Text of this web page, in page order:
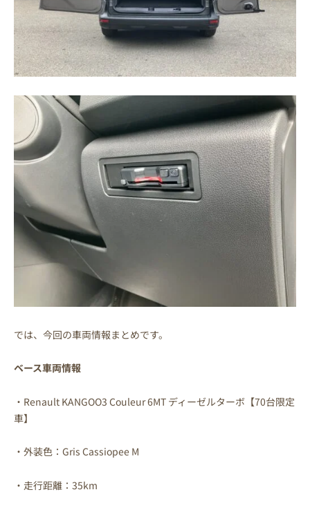
では、今回の車両情報まとめです。
ベース車両情報
・Renault KANGOO3 Couleur 6MT ディーゼルターボ【70台限定
車】
・外装色：Gris Cassiopee M
・走行距離：35km